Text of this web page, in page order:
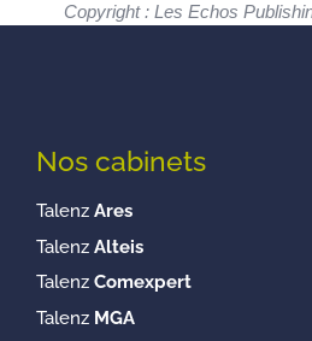
Copyright : Les Echos
Nos cabinets
Talenz Ares
Talenz Alteis
Talenz Comexpert
Talenz MGA